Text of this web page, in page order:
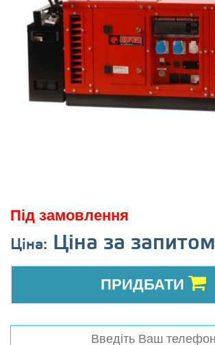
Під замовлення
Ціна: Ціна за запитом
ПРИДБАТИ